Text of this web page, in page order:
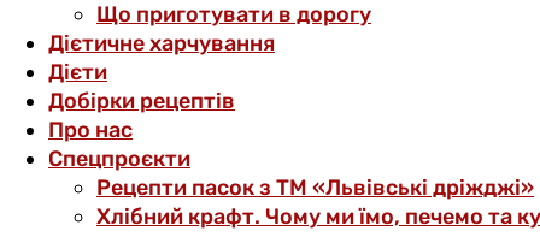
Що приготувати в дорогу
Дієтичне харчування
Дієти
Добірки рецептів
Про нас
Спецпроєкти
Рецепти пасок з ТМ «Львівські дріжджі»
Хлібний крафт. Чому ми їмо, печемо та